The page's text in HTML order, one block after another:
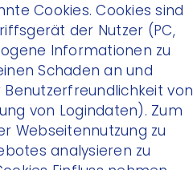
Cookies. Cookies sind
der Nutzer (PC,
Informationen zu
Schaden an und
von
von Logindaten). Zum
Webseitennutzung zu
analysieren zu